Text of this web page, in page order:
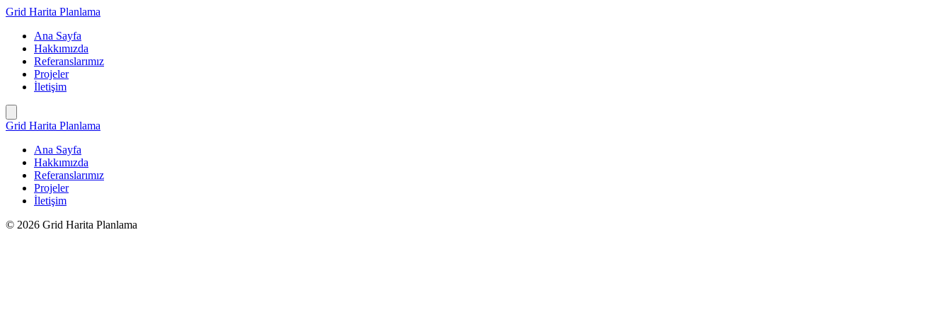
İçeriğe
Grid Harita Planlama
Ana Sayfa
Hakkımızda
Referanslarımız
Projeler
İletişim
Grid Harita Planlama
Ana Sayfa
Hakkımızda
Referanslarımız
Projeler
İletişim
© 2026 Grid Harita Planlama